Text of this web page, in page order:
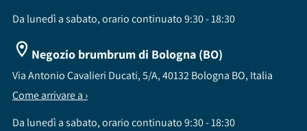
Da lunedì a sabato, orario continuato 9:30 - 18:30
Negozio brumbrum di Bologna (BO)
Via Antonio Cavalieri Ducati, 5/A, 40132 Bologna BO, Italia
Come arrivare a ›
Da lunedì a sabato, orario continuato 9:30 - 18:30